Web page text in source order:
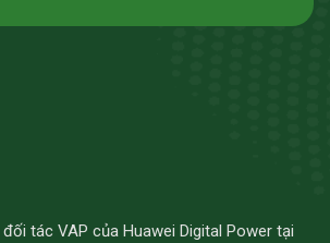
tác VAP của Huawei Digital Power tại